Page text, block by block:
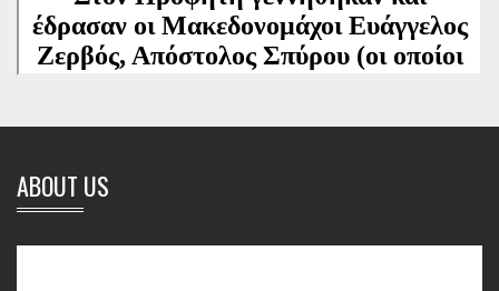
ABOUT US